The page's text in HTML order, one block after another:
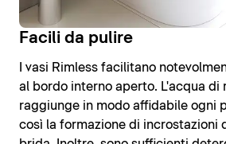
Facili da pulire
I vasi Rimless facilitano
al bordo interno aperto. L'acqua di
raggiunge in modo affidabile ogni
così la formazione di incrostazioni